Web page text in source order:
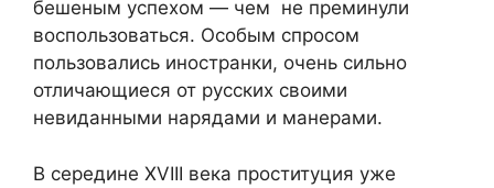
бешеным успехом — чем не преминули
воспользоваться. Особым спросом
пользовались иностранки, очень сильно
отличающиеся от русских своими
невиданными нарядами и манерами.
В середине XVIII века проституция уже